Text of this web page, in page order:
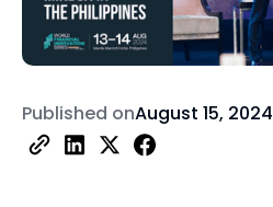
Published onAugust 15, 2024